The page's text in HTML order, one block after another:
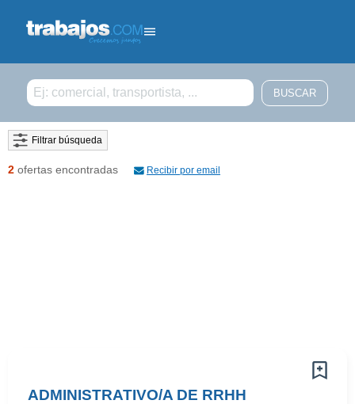
Filtrar búsqueda
2 ofertas encontradas Recibir por email
ADMINISTRATIVO/A DE RRHH